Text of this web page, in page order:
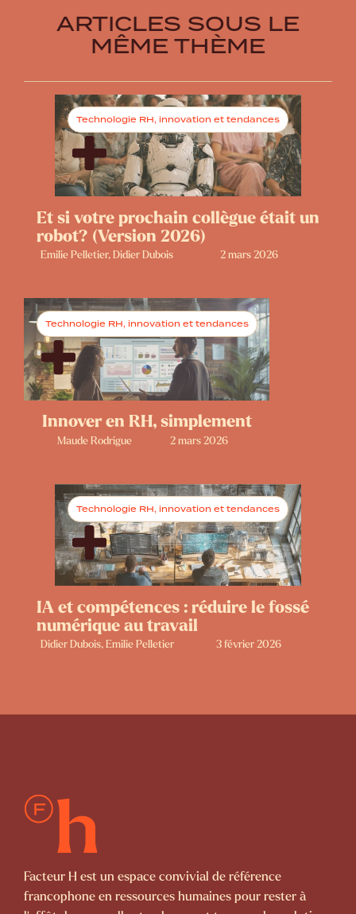
ARTICLES SOUS LE
MÊME THÈME
Technologie RH, innovation et tendances
Et si votre prochain collègue était un
robot? (Version 2026)
Emilie Pelletier, Didier Dubois 2 mars 2026
Technologie RH, innovation et tendances
Innover en RH, simplement
Maude Rodrigue 2 mars 2026
Technologie RH, innovation et tendances
IA et compétences : réduire le fossé
numérique au travail
Didier Dubois, Emilie Pelletier 3 février 2026
Facteur H est un espace convivial de référence
francophone en ressources humaines pour rester à